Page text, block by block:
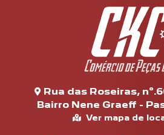
Rua das Roseiras,
Bairro Nene Graeff -
Ver mapa de